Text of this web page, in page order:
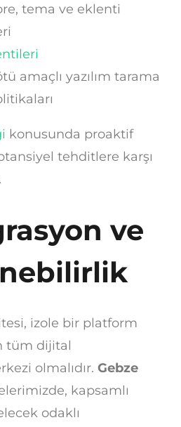
tema ve eklenti
amaçlı yazılım tarama
konusunda proaktif
tehditlere karşı
ve
izole bir platform
tüm dijital
olmalıdır. Gebze
kapsamlı
odaklı